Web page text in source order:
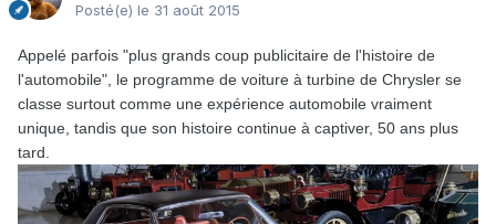
Posté(e) le 31 août 2015
Appelé parfois "plus grands coup publicitaire de l'histoire de
l'automobile", le programme de voiture à turbine de Chrysler se
classe surtout comme une expérience automobile vraiment
unique, tandis que son histoire continue à captiver, 50 ans plus
tard.